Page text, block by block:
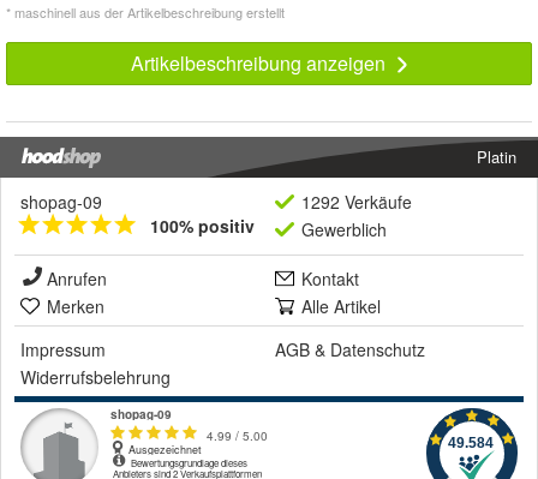
* maschinell aus der Artikelbeschreibung erstellt
Artikelbeschreibung anzeigen
Platin
shopag-09
100% positiv
1292 Verkäufe
Gewerblich
Anrufen
Kontakt
Merken
Alle Artikel
Impressum
AGB & Datenschutz
Widerrufsbelehrung